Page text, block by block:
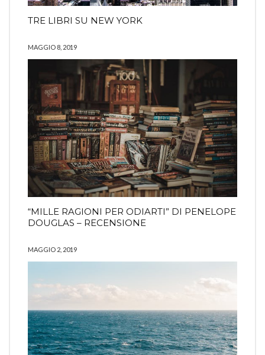
TRE LIBRI SU NEW YORK
MAGGIO 8, 2019
“MILLE RAGIONI PER ODIARTI” DI PENELOPE
DOUGLAS – RECENSIONE
MAGGIO 2, 2019